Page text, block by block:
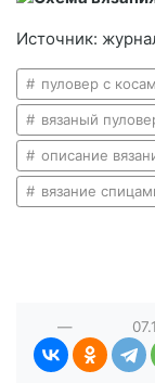
Источник:
пуловер с
вязаный
описание
вязание
—